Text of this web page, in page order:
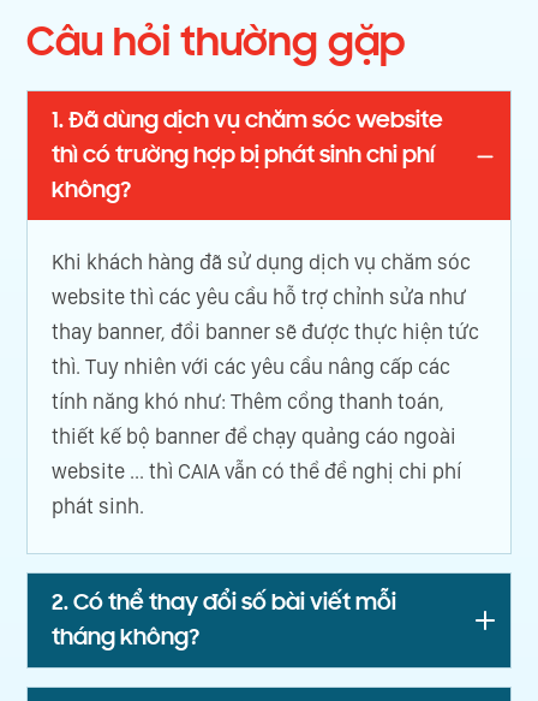
Câu hỏi thường gặp
1. Đã dùng dịch vụ chăm sóc website
thì có trường hợp bị phát sinh chi phí
không?
Khi khách hàng đã sử dụng dịch vụ chăm sóc
website thì các yêu cầu hỗ trợ chỉnh sửa như
thay banner, đổi banner sẽ được thực hiện tức
thì. Tuy nhiên với các yêu cầu nâng cấp các
tính năng khó như: Thêm cổng thanh toán,
thiết kế bộ banner để chạy quảng cáo ngoài
website ... thì CAIA vẫn có thể đề nghị chi phí
phát sinh.
2. Có thể thay đổi số bài viết mỗi
tháng không?